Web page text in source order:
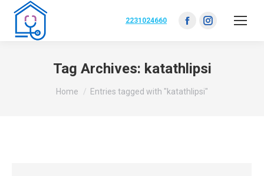
2231024660
Facebook
opens
new
Instagram
opens
Tag Archives: katathlipsi
You are here:
Home Entries tagged with "katathlipsi"